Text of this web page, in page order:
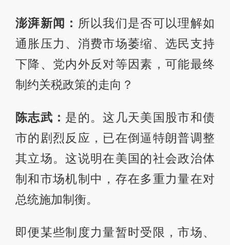
澎湃新闻： 所以我们是否可以理解如
通胀压力、消费市场萎缩、选民支持
下降、党内外反对等因素，可能最终
制约关税政策的走向？
陈志武： 是的。这几天美国股市和债
市的剧烈反应，已在倒逼特朗普调整
其立场。这说明在美国的社会政治体
制和市场机制中，存在多重力量在对
总统施加制衡。
即便某些制度力量暂时受限，市场、